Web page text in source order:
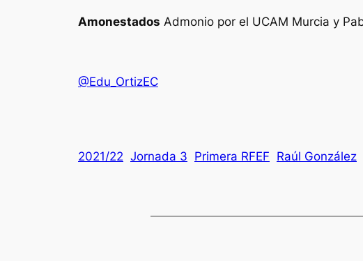
Amonestados Admonio por el UCAM Murcia y
@Edu_OrtizEC
2021/22 Jornada 3 Primera RFEF Raúl González